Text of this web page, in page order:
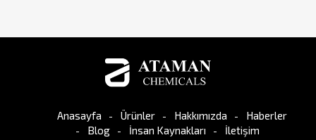
Anasayfa Ürünler Hakkımızda
Haberler
Blog
İnsan Kaynakları İletişim